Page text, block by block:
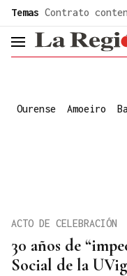
Temas Contrato
header.menu.open
Ourense Amoeiro
30 años de
Social de la
ACTO DE CELEBRACIÓN